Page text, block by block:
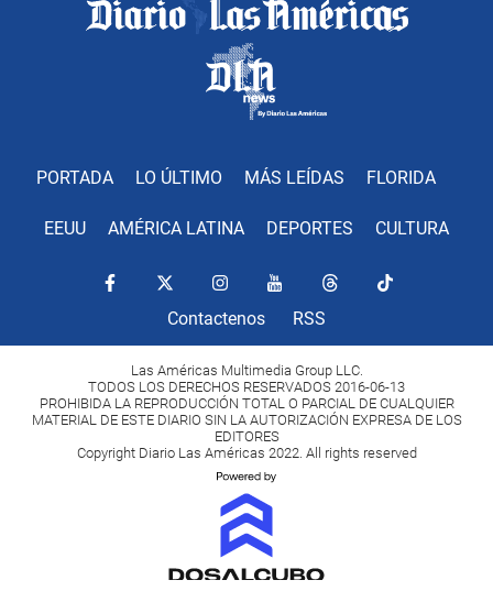
PORTADA LO ÚLTIMO MÁS LEÍDAS FLORIDA
EEUU AMÉRICA LATINA DEPORTES CULTURA
Contactenos RSS
Las Américas Multimedia Group LLC.
TODOS LOS DERECHOS RESERVADOS 2016-06-13
PROHIBIDA LA REPRODUCCIÓN TOTAL O PARCIAL DE CUALQUIER
MATERIAL DE ESTE DIARIO SIN LA AUTORIZACIÓN EXPRESA DE LOS
EDITORES
Copyright Diario Las Américas 2022. All rights reserved